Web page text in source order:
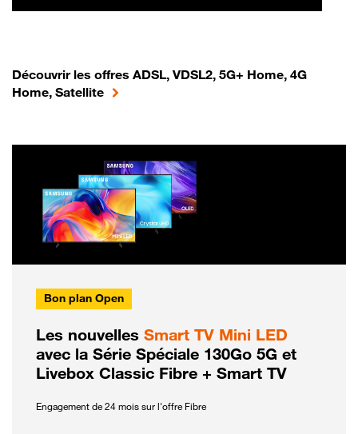
Découvrir les offres ADSL, VDSL2, 5G+ Home, 4G
Home, Satellite
Bon plan Open
Les nouvelles Smart TV Mini LED
avec la Série Spéciale 130Go 5G et
Livebox Classic Fibre + Smart TV
Engagement de 24 mois sur l'offre Fibre